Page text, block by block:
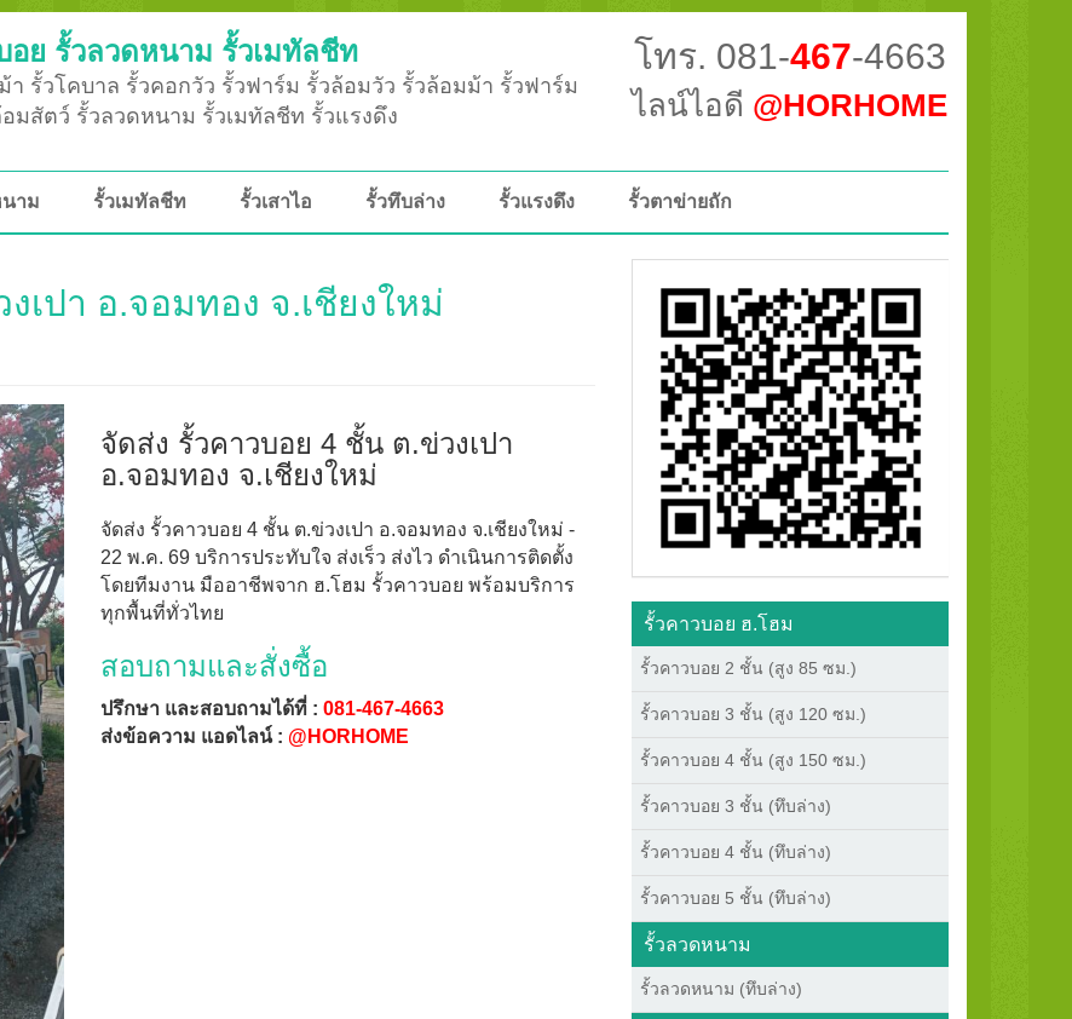
อย รั้วลวดหนาม รั้วเมทัลชีท
า รั้วโคบาล รั้วคอกวัว รั้วฟาร์ม รั้วล้อมวัว รั้วล้อมม้า รั้วฟาร์ม
มสัตว์ รั้วลวดหนาม รั้วเมทัลชีท รั้วแรงดึง
โทร. 081-467-4663
ไลน์ไอดี @HORHOME
าม รั้วเมทัลชีท รั้วเสาไอ รั้วทึบล่าง รั้วแรงดึง รั้วตาข่ายถัก
เปา อ.จอมทอง จ.เชียงใหม่
จัดส่ง รั้วคาวบอย 4 ชั้น ต.ข่วงเปา
อ.จอมทอง จ.เชียงใหม่
จัดส่ง รั้วคาวบอย 4 ชั้น ต.ข่วงเปา อ.จอมทอง จ.เชียงใหม่ -
22 พ.ค. 69 บริการประทับใจ ส่งเร็ว ส่งไว ดำเนินการติดตั้ง
โดยทีมงาน มืออาชีพจาก ฮ.โฮม รั้วคาวบอย พร้อมบริการ
ทุกพื้นที่ทั่วไทย
สอบถามและสั่งซื้อ
ปรึกษา และสอบถามได้ที่ : 081-467-4663
ส่งข้อความ แอดไลน์ : @HORHOME
รั้วคาวบอย ฮ.โฮม
รั้วคาวบอย 2 ชั้น (สูง 85 ซม.)
รั้วคาวบอย 3 ชั้น (สูง 120 ซม.)
รั้วคาวบอย 4 ชั้น (สูง 150 ซม.)
รั้วคาวบอย 3 ชั้น (ทึบล่าง)
รั้วคาวบอย 4 ชั้น (ทึบล่าง)
รั้วคาวบอย 5 ชั้น (ทึบล่าง)
รั้วลวดหนาม
รั้วลวดหนาม (ทึบล่าง)